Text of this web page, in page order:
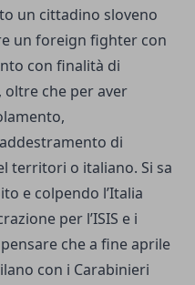
un cittadino sloveno
un foreign fighter con
con finalità di
, oltre che per aver
di
territori o italiano. Si sa
e colpendo l’Italia
per l’ISIS e i
che a fine aprile
con i Carabinieri